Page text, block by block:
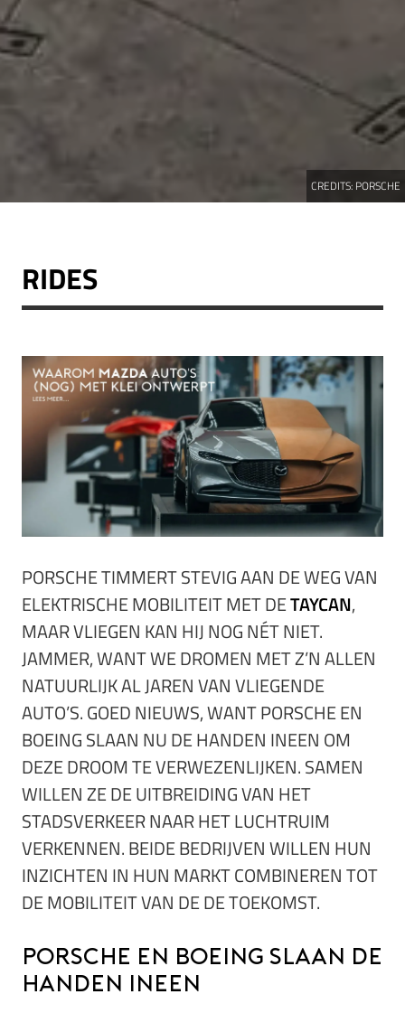
CREDITS: PORSCHE
RIDES
PORSCHE TIMMERT STEVIG AAN DE WEG VAN
ELEKTRISCHE MOBILITEIT MET DETAYCAN,
MAAR VLIEGEN KAN HIJ NOG NÉT NIET.
JAMMER, WANT WE DROMEN MET Z’N ALLEN
NATUURLIJK AL JAREN VAN VLIEGENDE
AUTO’S. GOED NIEUWS, WANT PORSCHE EN
BOEING SLAAN NU DE HANDEN INEEN OM
DEZE DROOM TE VERWEZENLIJKEN. SAMEN
WILLEN ZE DE UITBREIDING VAN HET
STADSVERKEER NAAR HET LUCHTRUIM
VERKENNEN. BEIDE BEDRIJVEN WILLEN HUN
INZICHTEN IN HUN MARKT COMBINEREN TOT
DE MOBILITEIT VAN DE DE TOEKOMST.
Porsche en Boeing slaan de
handen ineen